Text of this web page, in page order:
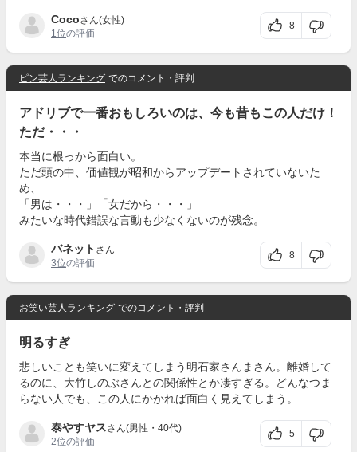
Cocoさん(女性)
1位の評価
8
ピン芸人ランキング でのコメント・評判
アドリブで一番おもしろいのは、今も昔もこの人だけ！
ただ・・・
本当に根っから面白い。
ただ頭の中、価値観が昭和からアップデートされていないた
め、
「男は・・・」「女だから・・・」
みたいな時代錯誤な言動も少なくないのが残念。
バネット さん
3位の評価
8
お笑い芸人ランキング でのコメント・評判
明るすぎ
悲しいことも笑いに変えてしまう明石家さんまさん。離婚して
るのに、大竹しのぶさんとの関係性とか凄すぎる。どんなつま
らない人でも、この人にかかれば面白く見えてしまう。
泰やすヤスさん(男性・40代)
2位の評価
5